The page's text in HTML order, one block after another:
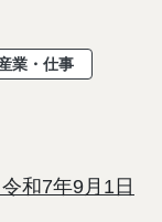
業・仕事
和7年9月1日